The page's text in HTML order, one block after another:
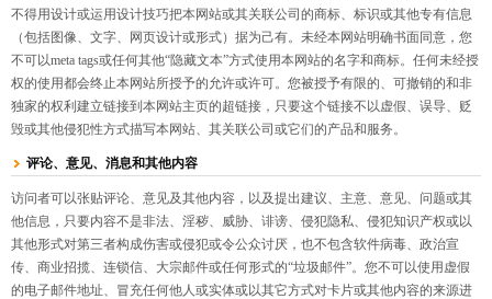
不得用设计或运用设计技巧把本网站或其关联公司的商标、标识或其他专有信息
（包括图像、文字、网页设计或形式）据为己有。未经本网站明确书面同意，您
不可以meta tags或任何其他“隐藏文本”方式使用本网站的名字和商标。任何未经授
权的使用都会终止本网站所授予的允许或许可。您被授予有限的、可撤销的和非
独家的权利建立链接到本网站主页的超链接，只要这个链接不以虚假、误导、贬
毁或其他侵犯性方式描写本网站、其关联公司或它们的产品和服务。
评论、意见、消息和其他内容
访问者可以张贴评论、意见及其他内容，以及提出建议、主意、意见、问题或其
他信息，只要内容不是非法、淫秽、威胁、诽谤、侵犯隐私、侵犯知识产权或以
其他形式对第三者构成伤害或侵犯或令公众讨厌，也不包含软件病毒、政治宣
传、商业招揽、连锁信、大宗邮件或任何形式的“垃圾邮件”。您不可以使用虚假
的电子邮件地址、冒充任何他人或实体或以其它方式对卡片或其他内容的来源进